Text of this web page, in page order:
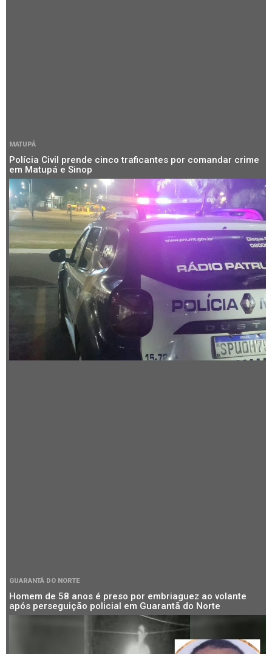
MATUPÁ
Polícia Civil prende cinco traficantes por comandar crime
em Matupá e Sinop
GUARANTÃ DO NORTE
Homem de 58 anos é preso por embriaguez ao volante
após perseguição policial em Guarantã do Norte